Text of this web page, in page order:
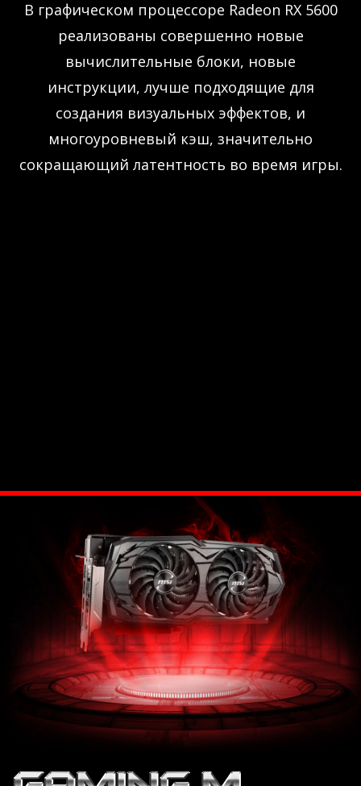
В графическом процессоре Radeon RX 5600
реализованы совершенно новые
вычислительные блоки, новые
инструкции, лучше подходящие для
создания визуальных эффектов, и
многоуровневый кэш, значительно
сокращающий латентность во время игры.